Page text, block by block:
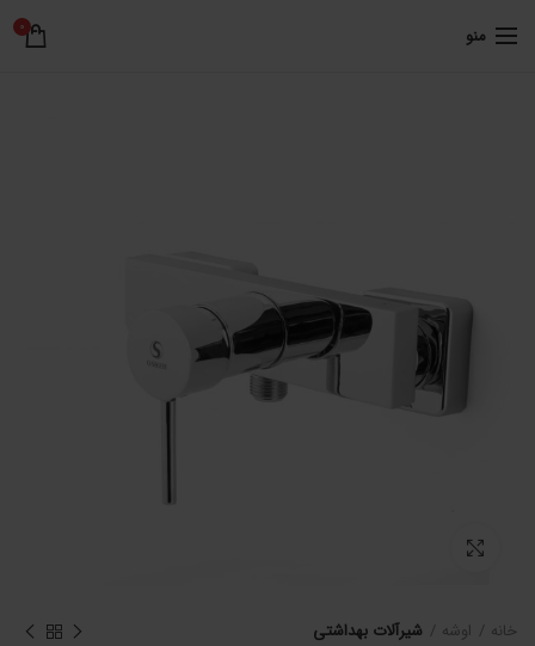
منو 0
خانه اوشه شیرآلات بهداشتی